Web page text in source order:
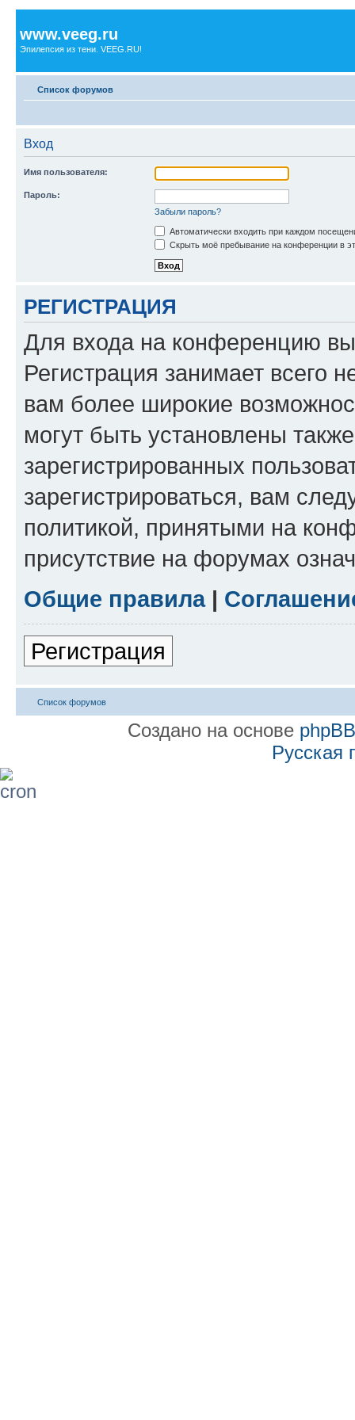
www.veeg.ru
Эпилепсия из тени. VEEG.RU!
Список форумов
Вход
Имя пользователя:
Пароль:
Забыли пароль?
Автоматически входить при каждом
Скрыть моё пребывание на конференции в
РЕГИСТРАЦИЯ
Для входа на конференцию
Регистрация занимает всего
вам более широкие
могут быть установлены
зарегистрированных
зарегистрироваться, вам
политикой, принятыми на
присутствие на форумах
Общие правила|
Регистрация
Список форумов
Создано на основе phpBB
Русская